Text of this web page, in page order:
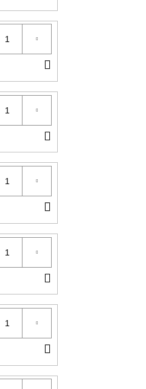
KOŠÍKU
KOŠÍKU
KOŠÍKU
KOŠÍKU
KOŠÍKU
KOŠÍKU